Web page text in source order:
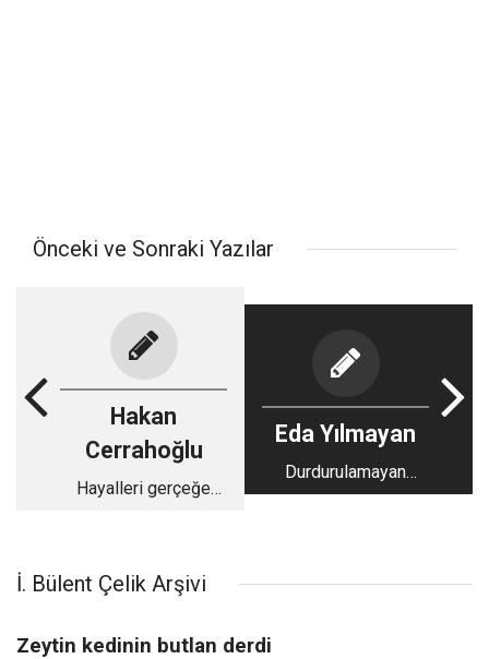
Önceki ve Sonraki Yazılar
Hakan
Cerrahoğlu
Hayalleri gerçeğe
Eda Yılmayan
Durdurulamayan
Kadın: Sabiha Sertel
İ. Bülent Çelik Arşivi
Zeytin kedinin butlan derdi